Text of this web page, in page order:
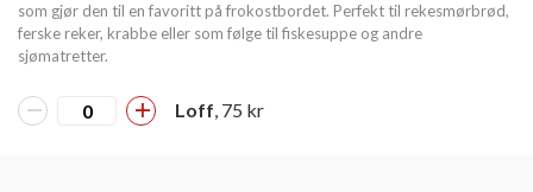
som gjør den til en favoritt på frokostbordet. Perfekt til rekesmørbrød,
ferske reker, krabbe eller som følge til fiskesuppe og andre
sjømatretter.
Loff, 75 kr